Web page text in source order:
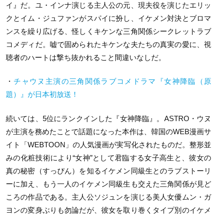
イ』だ。ユ・インナ演じる主人公の元、現夫役を演じたエリッ
クとイム・ジュファンがスパイに扮し、イケメン対決とブロマ
ンスを繰り広げる、怪しくキケンな三角関係シークレットラブ
コメディだ。嘘で固められたキケンな夫たちの真実の愛に、視
聴者のハートは撃ち抜かれること間違いなしだ。
・チャウヌ主演の三角関係ラブコメドラマ『女神降臨（原
題）』が日本初放送！
続いては、5位にランクインした『女神降臨』。ASTRO・ウヌ
が主演を務めたことで話題になった本作は、韓国のWEB漫画サ
イト「WEBTOON」の人気漫画が実写化されたものだ。整形並
みの化粧技術により“女神”として君臨する女子高生と、彼女の
真の秘密（すっぴん）を知るイケメン同級生とのラブストーリ
ーに加え、もう一人のイケメン同級生も交えた三角関係が見ど
ころの作品である。主人公ソジュンを演じる美人女優ムン・ガ
ヨンの変身ぶりも勿論だが、彼女を取り巻くタイプ別のイケメ